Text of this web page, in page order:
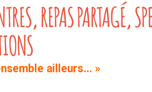
REPAS PARTAGÉ,
ailleurs… »